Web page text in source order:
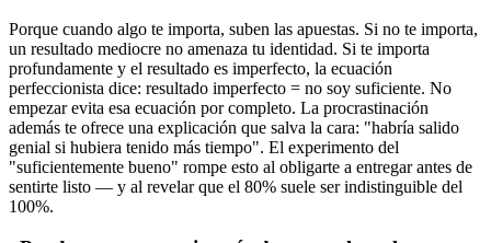
Porque cuando algo te importa, suben las apuestas. Si no te importa,
un resultado mediocre no amenaza tu identidad. Si te importa
profundamente y el resultado es imperfecto, la ecuación
perfeccionista dice: resultado imperfecto = no soy suficiente. No
empezar evita esa ecuación por completo. La procrastinación
además te ofrece una explicación que salva la cara: "habría salido
genial si hubiera tenido más tiempo". El experimento del
"suficientemente bueno" rompe esto al obligarte a entregar antes de
sentirte listo — y al revelar que el 80% suele ser indistinguible del
100%.